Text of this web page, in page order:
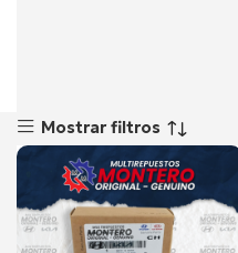
Mostrar filtros